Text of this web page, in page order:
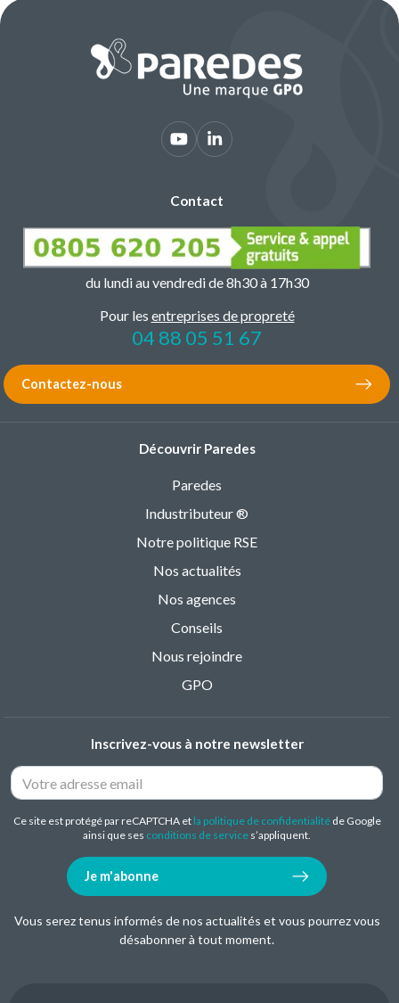
Contact
du lundi au vendredi de 8h30 à 17h30
Pour les entreprises de propreté
04 88 05 51 67
Contactez-nous
Découvrir Paredes
Paredes
Industributeur ®
Notre politique RSE
Nos actualités
Nos agences
Conseils
Nous rejoindre
GPO
Inscrivez-vous à notre newsletter
Ce site est protégé par reCAPTCHA et la politique de confidentialitéde Google
ainsi que ses conditions de service s’appliquent.
Je m'abonne
Vous serez tenus informés de nos actualités et vous pourrez vous
désabonner à tout moment.